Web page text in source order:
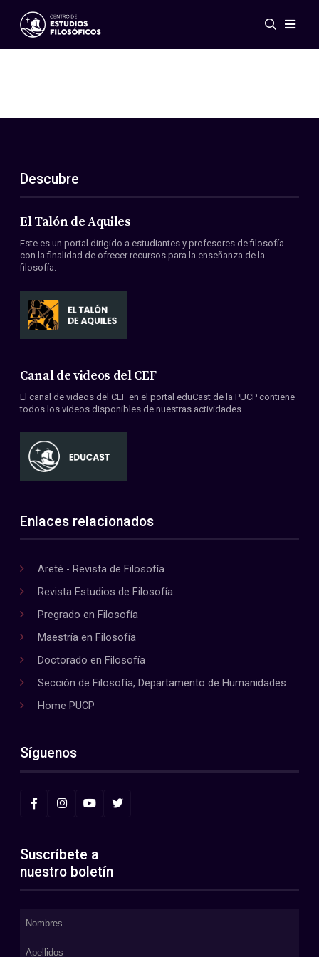
Eventos
ES
EN
Acerca de nosotros
Miembros
Convenios
Descubre
El Talón de Aquiles
Este es un portal dirigido a estudiantes y profesores de filosofía
con la finalidad de ofrecer recursos para la enseñanza de la
filosofía.
Canal de videos del CEF
El canal de videos del CEF en el portal eduCast de la PUCP contiene
todos los videos disponibles de nuestras actividades.
Enlaces relacionados
Areté - Revista de Filosofía
Revista Estudios de Filosofía
Pregrado en Filosofía
Maestría en Filosofía
Doctorado en Filosofía
Sección de Filosofía, Departamento de Humanidades
Home PUCP
Síguenos
Suscríbete a
nuestro boletín